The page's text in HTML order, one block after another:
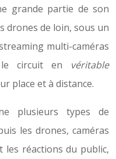
grande partie de son
drones de loin, sous un
multi-caméras
le circuit en véritable
place et à distance.
plusieurs types de
les drones, caméras
réactions du public,